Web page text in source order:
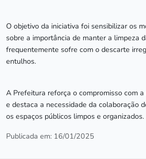
O objetivo da iniciativa foi sensibilizar os
sobre a importância de manter a limpeza
frequentemente sofre com o descarte
entulhos.
A Prefeitura reforça o compromisso com
e destaca a necessidade da colaboração
os espaços públicos limpos e organizados.
Publicada em: 16/01/2025